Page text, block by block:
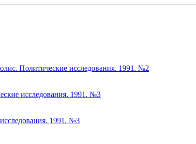
Политические исследования. 1991. №2
исследования. 1991. №3
1991. №3